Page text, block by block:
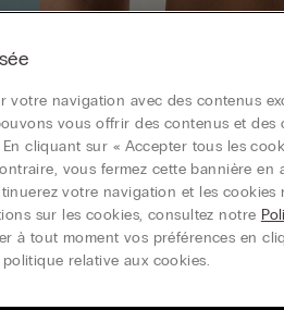
votre navigation avec des contenus
vous offrir des contenus et des
cliquant sur « Accepter tous les
vous fermez cette bannière en
votre navigation et les cookies
sur les cookies, consultez notre
à tout moment vos préférences en
relative aux cookies.